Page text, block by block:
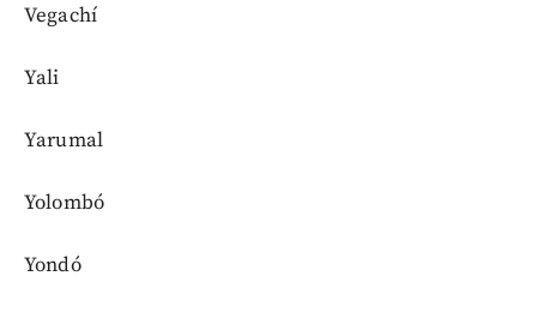
Vegachí
Yali
Yarumal
Yolombó
Yondó